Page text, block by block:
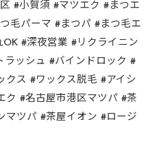
#小賀須 #マツエク #まつエ
毛パーマ #まつパ #まつ毛エ
#深夜営業 #リクライニン
ラッシュ #バインドロック #
クス #ワックス脱毛 #アイシ
ク #名古屋市港区マツパ #茶
マツパ #茶屋イオン #ロージ